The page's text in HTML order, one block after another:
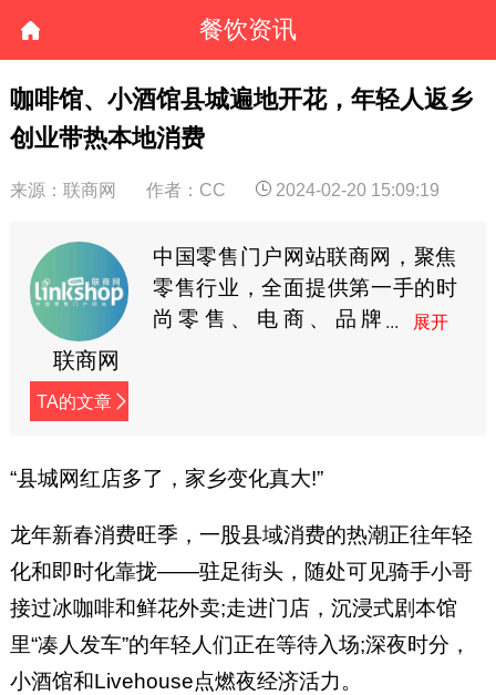
餐饮资讯
咖啡馆、小酒馆县城遍地开花，年轻人返乡
创业带热本地消费
来源：联商网 作者：CC 2024-02-20 15:09:19
联商网
TA的文章
中国零售门户网站联商网，聚焦
零售行业，全面提供第一手的时
尚零售、电商、品牌
“县城网红店多了，家乡变化真大!”
龙年新春消费旺季，一股县域消费的热潮正往年轻
化和即时化靠拢——驻足街头，随处可见骑手小哥
接过冰咖啡和鲜花外卖;走进门店，沉浸式剧本馆
里“凑人发车”的年轻人们正在等待入场;深夜时分，
小酒馆和Livehouse点燃夜经济活力。